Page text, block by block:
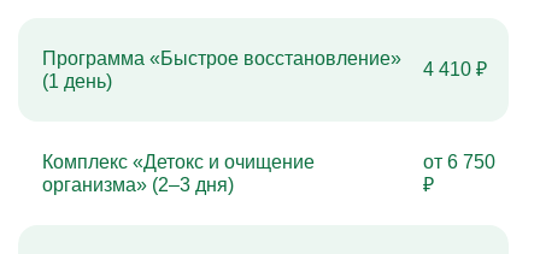
Программа «Быстрое восстановление»
(1 день)
4 410 ₽
Комплекс «Детокс и очищение
организма» (2–3 дня)
от 6 750
₽